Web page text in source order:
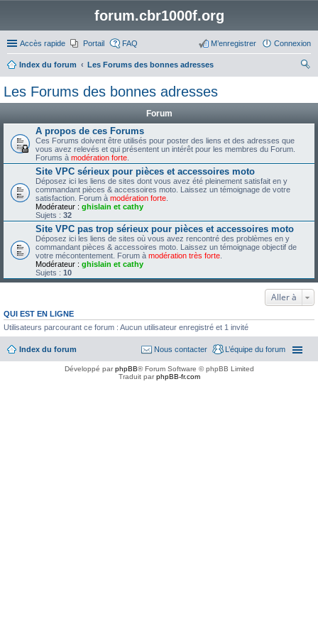
forum.cbr1000f.org
Accès rapide Portail FAQ Connexion
M’enregistrer
Index du forum
Les Forums des bonnes adresses
Les Forums des bonnes adresses
Forum
A propos de ces Forums
Ces Forums doivent être utilisés pour poster des liens et des adresses que
vous avez relevés et qui présentent un intérêt pour les membres du Forum.
Forums à modération forte
Site VPC sérieux pour pièces et accessoires moto
Déposez ici les liens de sites dont vous avez été pleinement satisfait en y
commandant pièces & accessoires moto. Laissez un témoignage de votre
satisfaction. Forum à modération forte
Modérateur : ghislain et cathy
Sujets : 32
Site VPC pas trop sérieux pour pièces et accessoires moto
Déposez ici les liens de sites où vous avez rencontré des problèmes en y
commandant pièces & accessoires moto. Laissez un témoignage objectif de
votre mécontentement. Forum à modération très forte
Modérateur : ghislain et cathy
Sujets : 10
Aller à
QUI EST EN LIGNE
Utilisateurs parcourant ce forum : Aucun utilisateur enregistré et 1 invité
Index du forum L’équipe du forum
Nous contacter
Développé parphpBB® Forum Software © phpBB Limited
Traduit parphpBB-fr.com